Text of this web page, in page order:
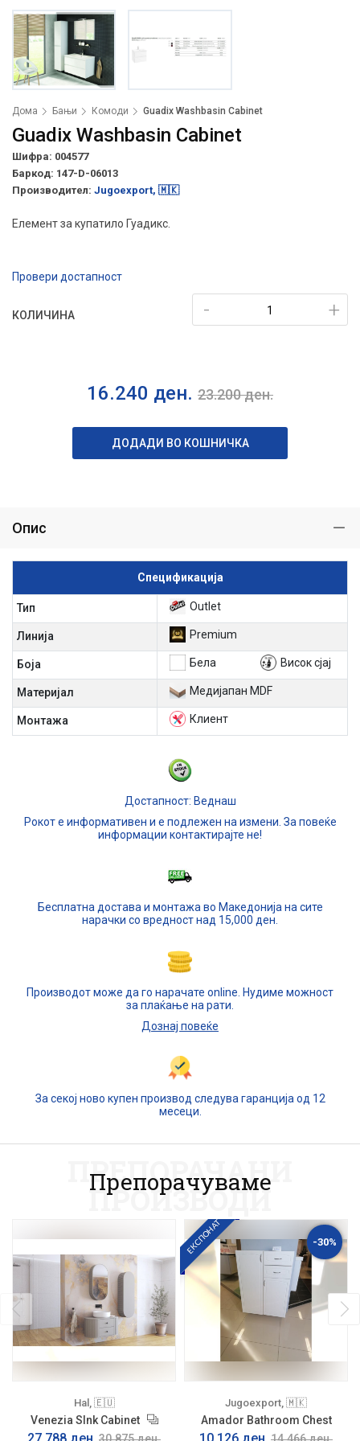
Дома Бањи Комоди Guadix Washbasin Cabinet
Guadix Washbasin Cabinet
Шифра: 004577
Баркод: 147-D-06013
Производител: Jugoexport, 🇲🇰
Елемент за купатило Гуадикс.
Провери достапност
КОЛИЧИНА +
-
16.240 ден. 23.200ден.
ДОДАДИ ВО КОШНИЧКА
Опис
Спецификација
Тип Outlet
Линија Premium
Боја Бела Висок сјај
Материјал Медијапан MDF
Mонтажа Клиент
Достапност: Веднаш
Рокот е информативен и е подлежен на измени. За повеќе
информации контактирајте не!
Бесплатна достава и монтажа во Македонија на сите
нарачки со вредност над 15,000 ден.
Производот може да го нарачате online. Нудиме можност
за плаќање на рати.
Дознај повеќе
За секој ново купен производ следува гаранција од 12
месеци.
Препорачуваме
ПРЕПОРАЧАНИ
ПРОИЗВОДИ
Hal, 🇪🇺
Venezia SInk Cabinet
ЕКСПОНАТ -30%
Jugoexport, 🇲🇰
Amador Bathroom Chest